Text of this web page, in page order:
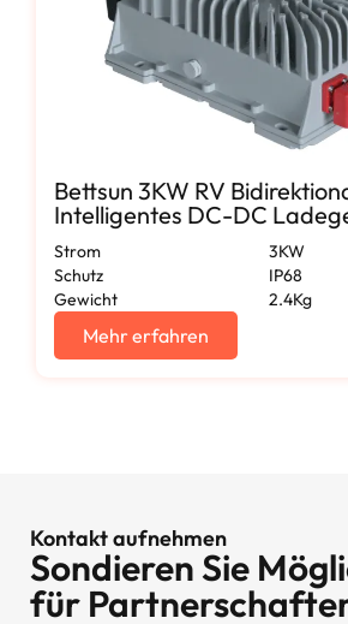
Bettsun 3KW RV
Intelligentes DC-DC
Strom
3KW
Schutz
IP68
Gewicht
2.4Kg
Mehr erfahren
Kontakt aufnehmen
Sondieren Sie
für